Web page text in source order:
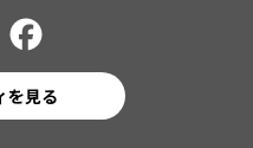
を見る